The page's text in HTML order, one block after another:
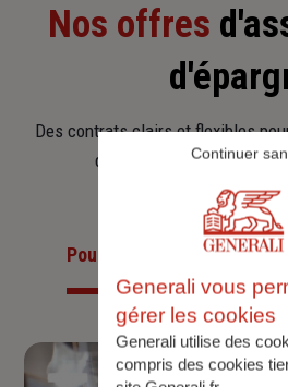
Nos offres
Des contrats clairs et flexibles
d’aujourd’hui et anticiper
Pour les particuliersPour
Generali vous
gérer les cookies
Generali utilise des
compris des cookies
Continuer